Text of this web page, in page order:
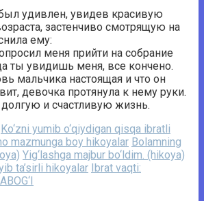
удивлен, увидев красивую
застенчиво смотрящую на
ему:
меня прийти на собрание
ты увидишь меня, все кончено.
мальчика настоящая и что он
девочка протянула к нему руки.
и счастливую жизнь.
Ko‘zni yumib o‘qiydigan qisqa ibratli
mazmunga boy hikoyalar Bolamning
Yig‘lashga majbur bo‘ldim. (hikoya)
ta’sirli hikoyalar Ibrat vaqti: